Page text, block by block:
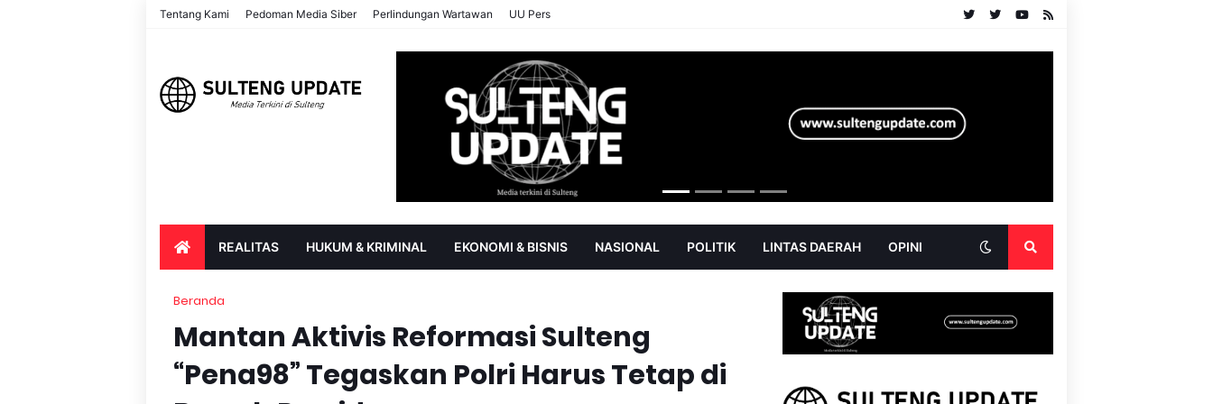
Tentang Kami Pedoman Media Siber Perlindungan Wartawan UU Pers
REALITAS HUKUM & KRIMINAL EKONOMI & BISNIS NASIONAL POLITIK LINTAS DAERAH OPINI
Beranda
Mantan Aktivis Reformasi Sulteng
“Pena98” Tegaskan Polri Harus Tetap di